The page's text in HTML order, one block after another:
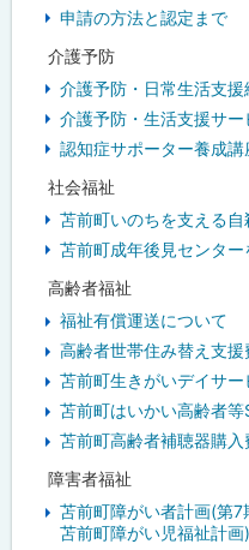
申請の方法と認定まで
介護予防
介護予防・日常生活支
介護予防・生活支援サ
認知症サポーター養成講
社会福祉
苫前町いのちを支える
苫前町成年後見センタ
高齢者福祉
福祉有償運送について
高齢者世帯住み替え支
苫前町生きがいデイサ
苫前町はいかい高齢者
苫前町高齢者補聴器購
障害者福祉
苫前町障がい者計画(第
苫前町障がい児福祉計